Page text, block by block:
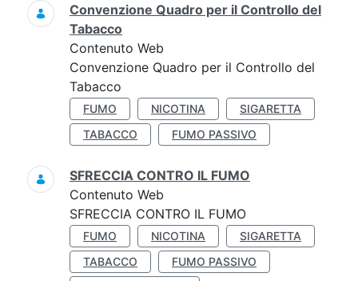
Convenzione Quadro per il Controllo del
Tabacco
Contenuto Web
Convenzione Quadro per il Controllo del
Tabacco
FUMO NICOTINA
SIGARETTA
TABACCO
FUMO PASSIVO
SFRECCIA CONTRO IL FUMO
Contenuto Web
SFRECCIA CONTRO IL FUMO
FUMO NICOTINA
SIGARETTA
TABACCO
FUMO PASSIVO